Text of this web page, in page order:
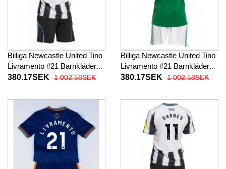
Billiga Newcastle United Tino
Livramento #21 Barnkläder
Hemma fotbollskläder till
Korta byxor)
380.17SEK 1 002.58SEK
Billiga Newcastle United Tino
Livramento #21 Barnkläder
Borta fotbollskläder till baby
byxor)
380.17SEK 1 002.58SEK